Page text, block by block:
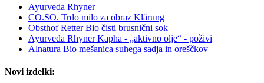
Ayurveda Rhyner
CO.SO. Trdo milo za obraz Klärung
Obsthof Retter Bio čisti brusnični sok
Ayurveda Rhyner Kapha - „aktivno olje“ - poživi
Alnatura Bio mešanica suhega sadja in oreščkov
Novi izdelki: